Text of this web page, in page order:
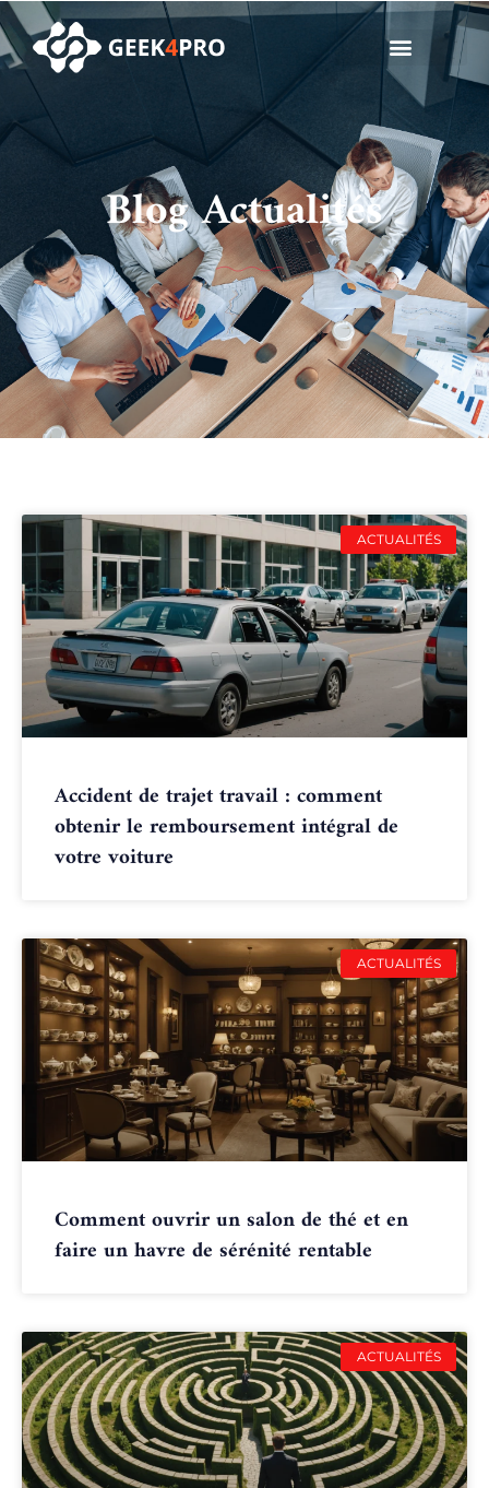
Blog Actualités
ACTUALITÉS
Accident de trajet travail : comment
obtenir le remboursement intégral de
votre voiture
ACTUALITÉS
Comment ouvrir un salon de thé et en
faire un havre de sérénité rentable
ACTUALITÉS